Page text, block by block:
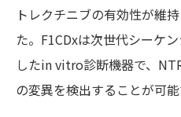
トレクチニブの有効性が維
た。F1CDxは次世代シーケ
したin vitro診断機器で、
の変異を検出することが可能